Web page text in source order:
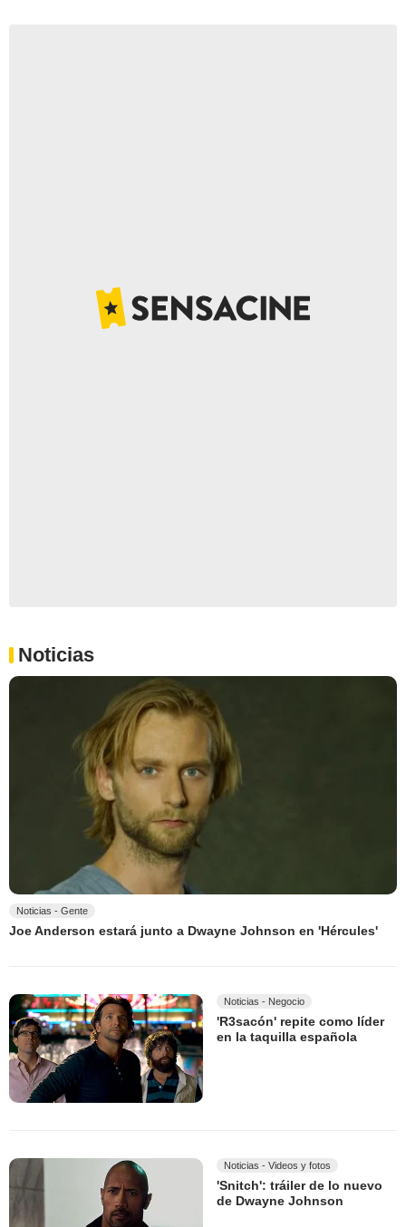
Noticias
Noticias - Gente
Joe Anderson estará junto a Dwayne Johnson en 'Hércules'
Noticias - Negocio
'R3sacón' repite como líder
en la taquilla española
Noticias - Videos y fotos
'Snitch': tráiler de lo nuevo
de Dwayne Johnson